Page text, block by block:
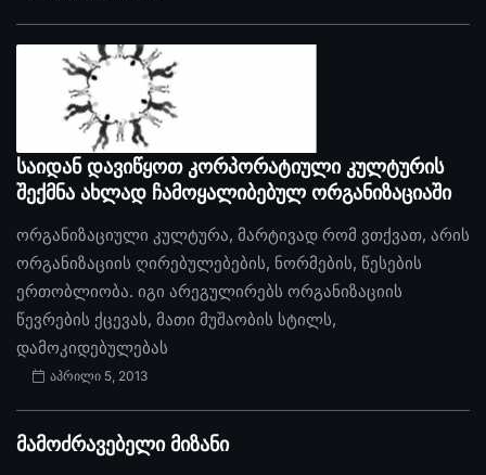
საიდან დავიწყოთ კორპორატიული კულტურის
შექმნა ახლად ჩამოყალიბებულ ორგანიზაციაში
ორგანიზაციული კულტურა, მარტივად რომ ვთქვათ, არის
ორგანიზაციის ღირებულებების, ნორმების, წესების
ერთობლიობა. იგი არეგულირებს ორგანიზაციის
წევრების ქცევას, მათი მუშაობის სტილს,
დამოკიდებულებას
აპრილი 5, 2013
მამოძრავებელი მიზანი